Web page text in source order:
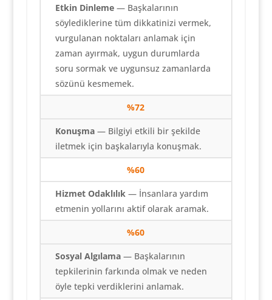
Etkin Dinleme— Başkalarının
söylediklerine tüm dikkatinizi vermek,
vurgulanan noktaları anlamak için
zaman ayırmak, uygun durumlarda
soru sormak ve uygunsuz zamanlarda
sözünü kesmemek.
%72
Konuşma— Bilgiyi etkili bir şekilde
iletmek için başkalarıyla konuşmak.
%60
Hizmet Odaklılık— İnsanlara yardım
etmenin yollarını aktif olarak aramak.
%60
Sosyal Algılama— Başkalarının
tepkilerinin farkında olmak ve neden
öyle tepki verdiklerini anlamak.